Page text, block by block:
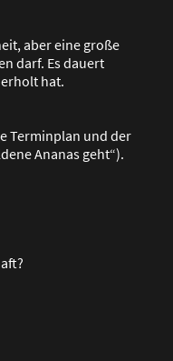
aber eine große
darf. Es dauert
hat.
Terminplan und der
Ananas geht“).